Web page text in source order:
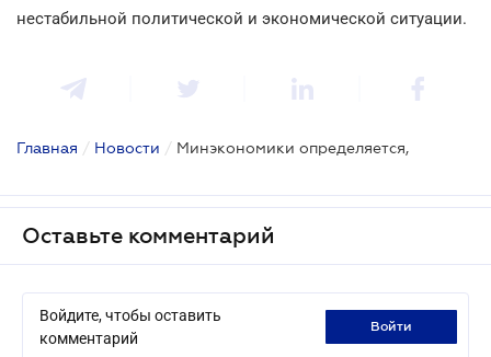
нестабильной политической и экономической ситуации.
Главная / Новости / Минэкономики определяется,
Оставьте комментарий
Войдите, чтобы оставить
комментарий
войти